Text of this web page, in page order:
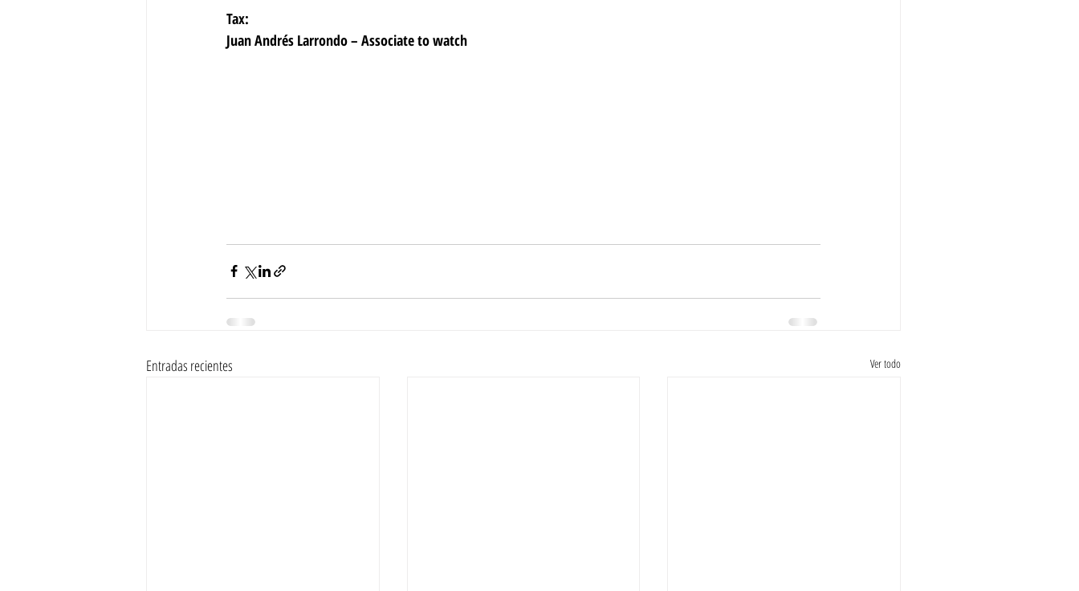
Tax:
Juan Andrés Larrondo – Associate to watch
Entradas recientes Ver todo